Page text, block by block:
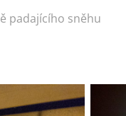
padajícího sněhu